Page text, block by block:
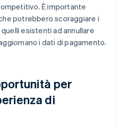
È importante
potrebbero scoraggiare i
esistenti ad annullare
i dati di pagamento.
per
di